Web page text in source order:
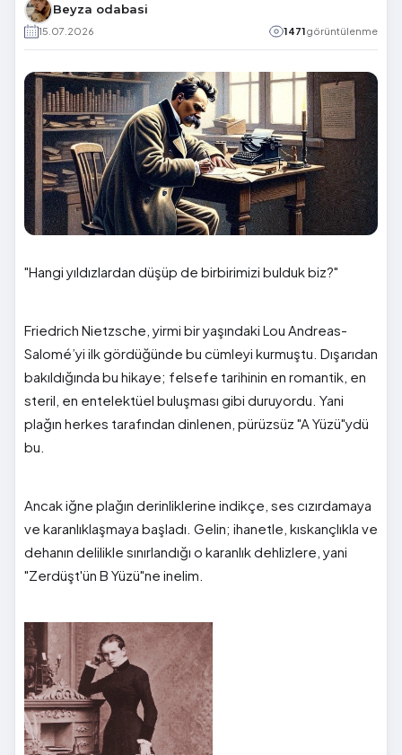
Beyza odabasi
15.07.2026 1471görüntülenme
"Hangi yıldızlardan düşüp de birbirimizi bulduk biz?"
Friedrich Nietzsche, yirmi bir yaşındaki Lou Andreas-
Salomé’yi ilk gördüğünde bu cümleyi kurmuştu. Dışarıdan
bakıldığında bu hikaye; felsefe tarihinin en romantik, en
steril, en entelektüel buluşması gibi duruyordu. Yani
plağın herkes tarafından dinlenen, pürüzsüz "A Yüzü"ydü
bu.
Ancak iğne plağın derinliklerine indikçe, ses cızırdamaya
ve karanlıklaşmaya başladı. Gelin; ihanetle, kıskançlıkla ve
dehanın delilikle sınırlandığı o karanlık dehlizlere, yani
"Zerdüşt'ün B Yüzü"ne inelim.